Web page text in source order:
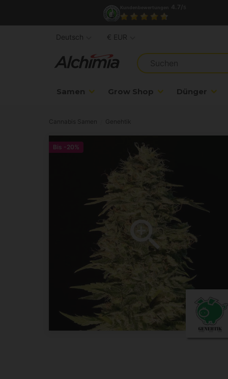
Samen Grow Shop Dünger
Deutsch € EUR
Cannabis Samen Genehtik
Bis -20%